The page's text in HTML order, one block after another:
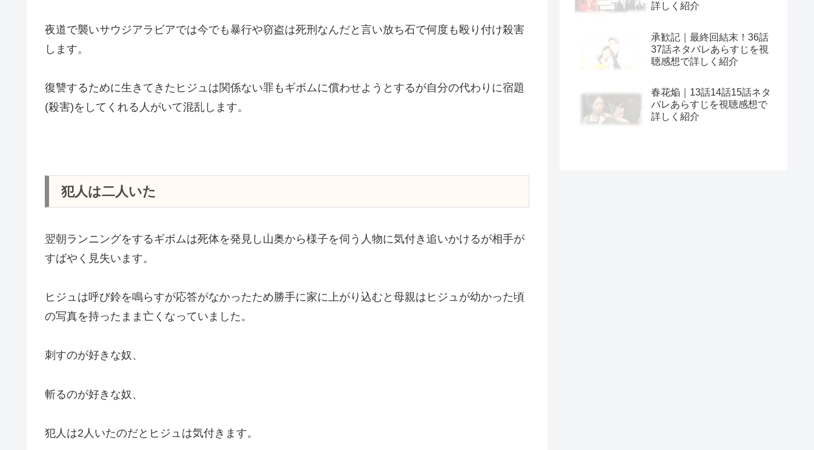
夜道で襲いサウジアラビアでは今でも暴行や窃盗は死刑なんだと言い放ち石で何度も殴り付け殺害
します。
復讐するために生きてきたヒジュは関係ない罪もギボムに償わせようとするが自分の代わりに宿題
(殺害)をしてくれる人がいて混乱します。
犯人は二人いた
翌朝ランニングをするギボムは死体を発見し山奥から様子を伺う人物に気付き追いかけるが相手が
すばやく見失います。
ヒジュは呼び鈴を鳴らすが応答がなかったため勝手に家に上がり込むと母親はヒジュが幼かった頃
の写真を持ったまま亡くなっていました。
刺すのが好きな奴、
斬るのが好きな奴、
犯人は2人いたのだとヒジュは気付きます。
詳しく紹介
承歓記｜最終回結末！36話
37話ネタバレあらすじを視
聴感想で詳しく紹介
春花焔｜13話14話15話ネタ
バレあらすじを視聴感想で
詳しく紹介